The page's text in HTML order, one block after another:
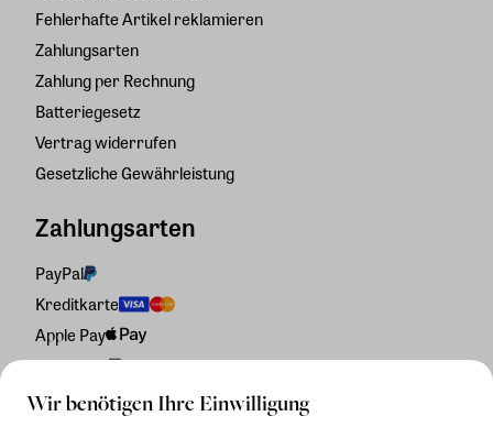
Wir benötigen Ihre Einwilligung
Fehlerhafte Artikel reklamieren
Zahlungsarten
Zahlung per Rechnung
Batteriegesetz
Vertrag widerrufen
Gesetzliche Gewährleistung
Zahlungsarten
PayPal
Kreditkarte
Apple Pay
Rechnung